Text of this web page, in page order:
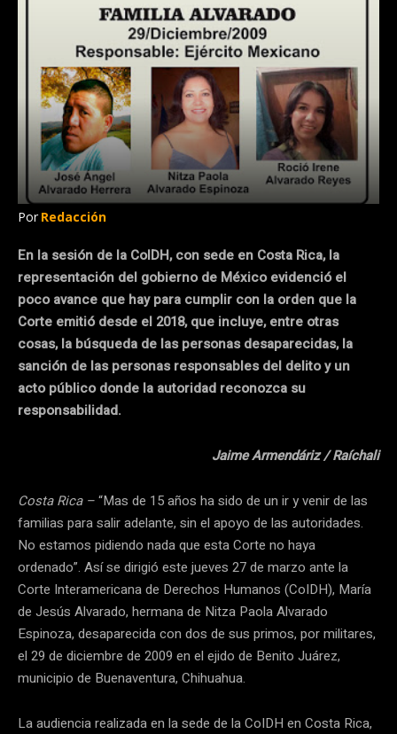
Por Redacción
En la sesión de la CoIDH, con sede en Costa Rica, la
representación del gobierno de México evidenció el
poco avance que hay para cumplir con la orden que la
Corte emitió desde el 2018, que incluye, entre otras
cosas, la búsqueda de las personas desaparecidas, la
sanción de las personas responsables del delito y un
acto público donde la autoridad reconozca su
responsabilidad.
Jaime Armendáriz / Raíchali
Costa Rica –“Mas de 15 años ha sido de un ir y venir de las
familias para salir adelante, sin el apoyo de las autoridades.
No estamos pidiendo nada que esta Corte no haya
ordenado”. Así se dirigió este jueves 27 de marzo ante la
Corte Interamericana de Derechos Humanos (CoIDH), María
de Jesús Alvarado, hermana de Nitza Paola Alvarado
Espinoza, desaparecida con dos de sus primos, por militares,
el 29 de diciembre de 2009 en el ejido de Benito Juárez,
municipio de Buenaventura, Chihuahua.
La audiencia realizada en la sede de la CoIDH en Costa Rica,